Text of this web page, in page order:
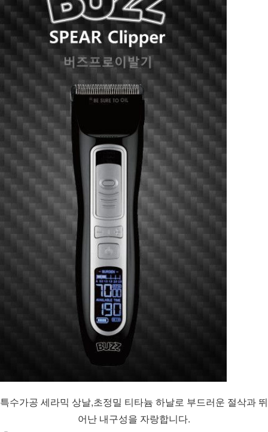
특수가공 세라믹 상날,초정밀 티타늄 하날로 부드러운 절삭과 뛰
어난 내구성을 자랑합니다.